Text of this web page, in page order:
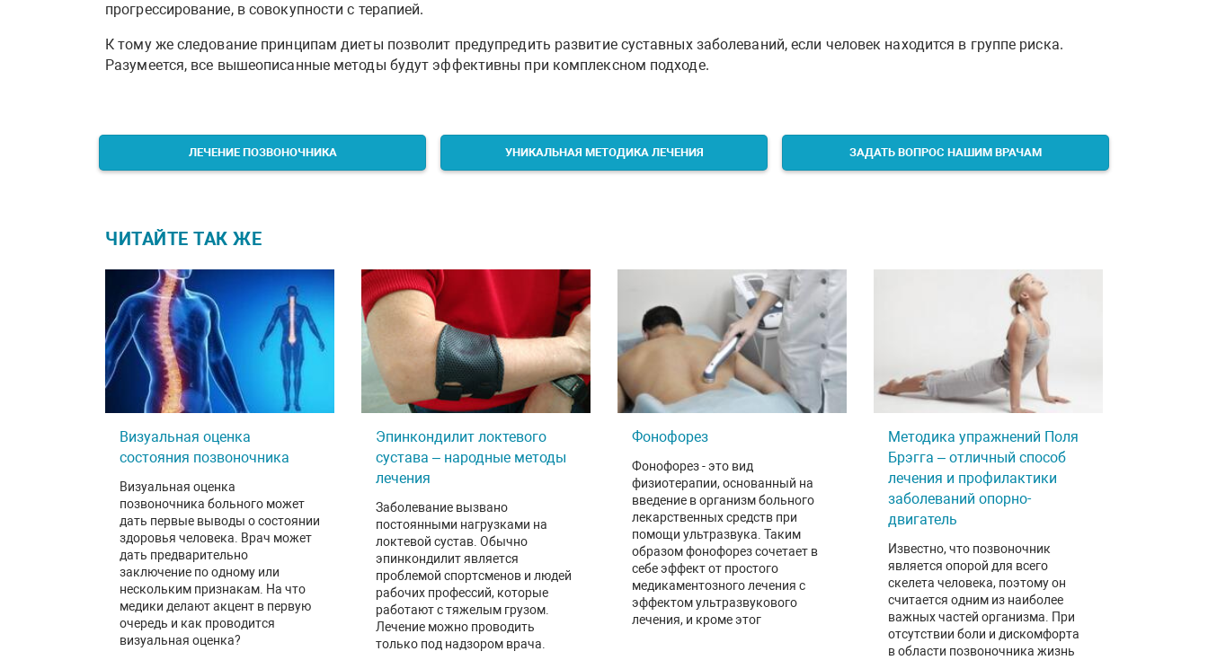
прогрессирование, в совокупности с терапией.
К тому же следование принципам диеты позволит предупредить развитие суставных заболеваний, если человек находится в группе риска.
Разумеется, все вышеописанные методы будут эффективны при комплексном подходе.
ЛЕЧЕНИЕ ПОЗВОНОЧНИКА УНИКАЛЬНАЯ МЕТОДИКА ЛЕЧЕНИЯ ЗАДАТЬ ВОПРОС НАШИМ ВРАЧАМ
ЧИТАЙТЕ ТАК ЖЕ
Визуальная оценка
состояния позвоночника
Визуальная оценка
позвоночника больного может
дать первые выводы о состоянии
здоровья человека. Врач может
дать предварительно
заключение по одному или
нескольким признакам. На что
медики делают акцент в первую
очередь и как проводится
визуальная оценка?
Эпинкондилит локтевого
сустава – народные методы
лечения
Заболевание вызвано
постоянными нагрузками на
локтевой сустав. Обычно
эпинкондилит является
проблемой спортсменов и людей
рабочих профессий, которые
работают с тяжелым грузом.
Лечение можно проводить
только под надзором врача.
Фонофорез
Фонофорез - это вид
физиотерапии, основанный на
введение в организм больного
лекарственных средств при
помощи ультразвука. Таким
образом фонофорез сочетает в
себе эффект от простого
медикаментозного лечения с
эффектом ультразвукового
лечения, и кроме этог
Методика упражнений Поля
Брэгга – отличный способ
лечения и профилактики
заболеваний опорно-
двигатель
Известно, что позвоночник
является опорой для всего
скелета человека, поэтому он
считается одним из наиболее
важных частей организма. При
отсутствии боли и дискомфорта
в области позвоночника жизнь